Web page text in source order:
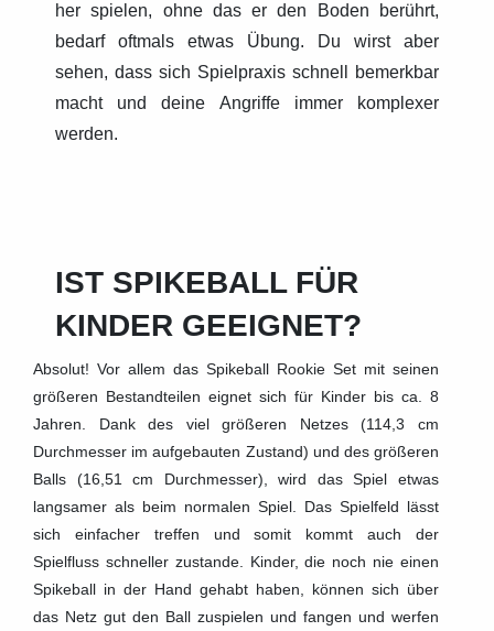
her spielen, ohne das er den Boden berührt,
bedarf oftmals etwas Übung. Du wirst aber
sehen, dass sich Spielpraxis schnell bemerkbar
macht und deine Angriffe immer komplexer
werden.
IST SPIKEBALL FÜR
KINDER GEEIGNET?
Absolut! Vor allem das Spikeball Rookie Set mit seinen
größeren Bestandteilen eignet sich für Kinder bis ca. 8
Jahren. Dank des viel größeren Netzes (114,3 cm
Durchmesser im aufgebauten Zustand) und des größeren
Balls (16,51 cm Durchmesser), wird das Spiel etwas
langsamer als beim normalen Spiel. Das Spielfeld lässt
sich einfacher treffen und somit kommt auch der
Spielfluss schneller zustande. Kinder, die noch nie einen
Spikeball in der Hand gehabt haben, können sich über
das Netz gut den Ball zuspielen und fangen und werfen